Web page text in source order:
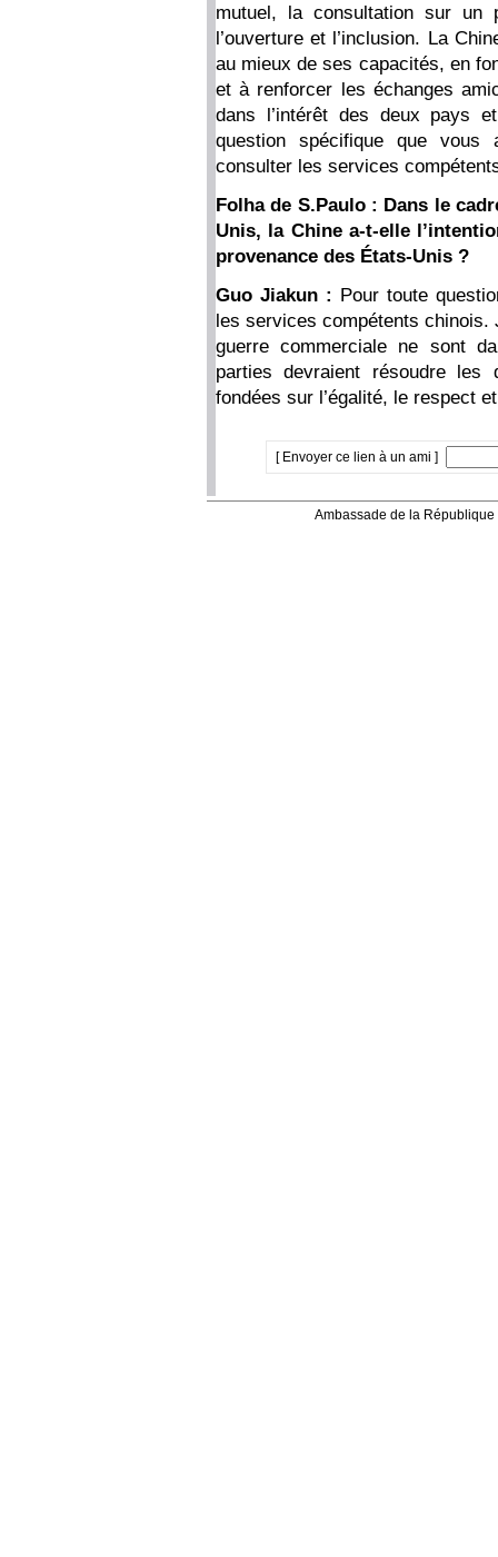
mutuel, la consultation sur un
l’ouverture et l’inclusion. La
au mieux de ses capacités, en
et à renforcer les échanges
dans l’intérêt des deux pays
question spécifique que vous
consulter les services
Folha de S.Paulo : Dans le
Unis, la Chine a-t-elle
provenance des États-Unis ?
Guo Jiakun : Pour toute
les services compétents
guerre commerciale ne sont
parties devraient résoudre les
fondées sur l’égalité, le respect
[ Envoyer ce lien à un ami ]
Ambassade de la